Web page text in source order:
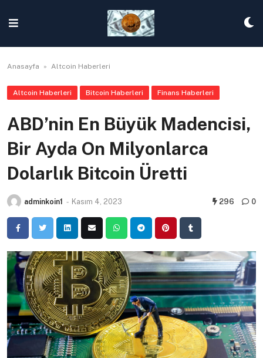
content
Anasayfa » Altcoin Haberleri
Altcoin Haberleri Bitcoin Haberleri Finans Haberleri
ABD’nin En Büyük Madencisi,
Bir Ayda On Milyonlarca
Dolarlık Bitcoin Üretti
adminkoin1 - Kasım 4, 2023 296 0